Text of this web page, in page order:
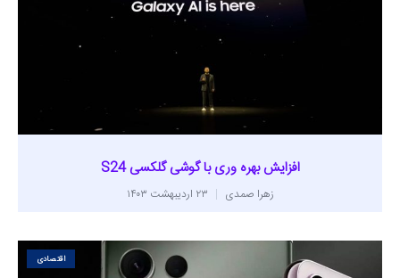
افزایش بهره وری با گوشی گلکسی S24
زهرا صمدی
اقتصادی